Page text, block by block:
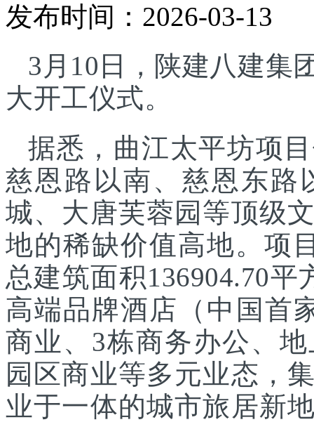
发布时间：2026-03-13
3月10日，陕建八建集
大开工仪式。
据悉，曲江太平坊项
慈恩路以南、慈恩东路
城、大唐芙蓉园等顶级
地的稀缺价值高地。项
总建筑面积136904.70
高端品牌酒店（中国首
商业、3栋商务办公、
园区商业等多元业态，
业于一体的城市旅居新